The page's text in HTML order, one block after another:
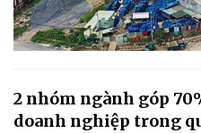
2 nhóm ngành góp
doanh nghiệp trong